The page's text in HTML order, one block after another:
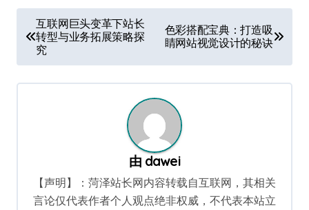
章
导
航
互联网巨头变革下站长
转型与业务拓展策略探
究
色彩搭配宝典：打造吸
睛网站视觉设计的秘诀
由 dawei
【声明】：菏泽站长网内容转载自互联网，其相关
言论仅代表作者个人观点绝非权威，不代表本站立